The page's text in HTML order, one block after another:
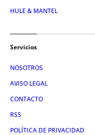
HULE & MANTEL
Servicios
NOSOTROS
AVISO LEGAL
CONTACTO
RSS
POLÍTICA DE PRIVACIDAD